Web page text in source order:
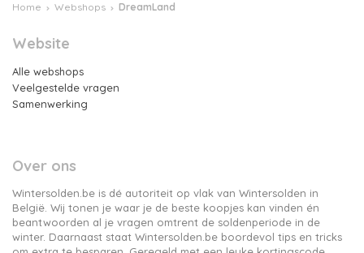
Home Webshops DreamLand
Website
Alle webshops
Veelgestelde vragen
Samenwerking
Over ons
Wintersolden.be is dé autoriteit op vlak van Wintersolden in
België. Wij tonen je waar je de beste koopjes kan vinden én
beantwoorden al je vragen omtrent de soldenperiode in de
winter. Daarnaast staat Wintersolden.be boordevol tips en tricks